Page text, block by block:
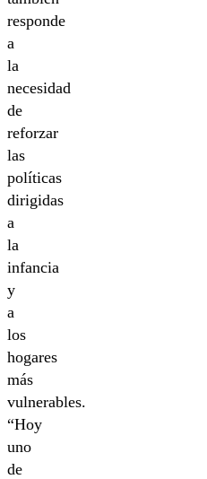
responde
a
la
necesidad
de
reforzar
las
políticas
dirigidas
a
la
infancia
y
a
los
hogares
más
vulnerables.
“Hoy
uno
de